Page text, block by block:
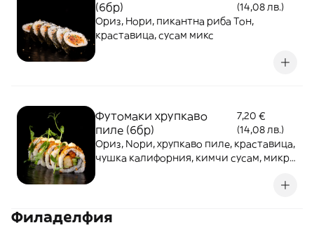
(6бр)
(14,08 лв.)
Ориз, Нори, пикантна риба Тон,
краставица, сусам микс
Футомаки хрупкаво
пиле (6бр)
7,20 €
(14,08 лв.)
Ориз, Nори, хрупкаво пиле, краставица,
чушка калифорния, кимчи сусам, микро
Филаделфия